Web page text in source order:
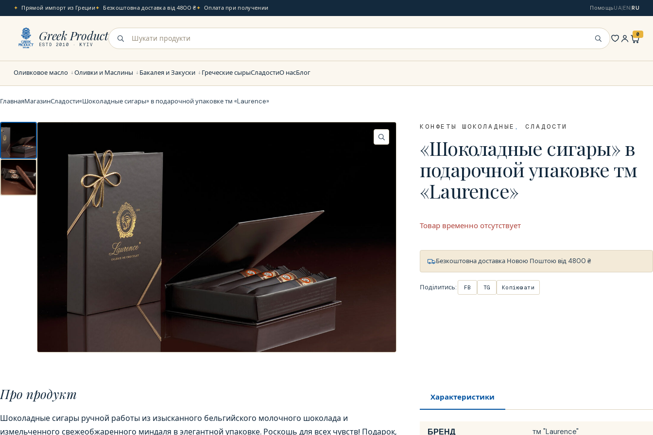
Прямой импорт из Греции Безкоштовна доставка від 4800 ₴ Оплата при получении ПомощьUA|EN|RU
Greek Product
ESTD 2010 · KYIV Искать
0
Оливковое масло Оливки и Маслины Бакалея и Закуски Греческие сырыСладостиО насБлог
ГлавнаяМагазинСладости«Шоколадные сигары» в подарочной упаковке тм «Laurence»
КОНФЕТЫ ШОКОЛАДНЫЕ ,СЛАДОСТИ
«Шоколадные сигары» в
подарочной упаковке тм
«Laurence»
Товар временно отсутствует
Безкоштовна доставка Новою Поштою від 4800 ₴
Поділитись: FB TG Копіювати
Про продукт
Шоколадные сигары ручной работы из изысканного бельгийского молочного шоколада и
измельченного свежеобжаренного миндаля в элегантной упаковке. Роскошь для всех чувств! Подарок,
Характеристики
БРЕНД тм "Laurence"